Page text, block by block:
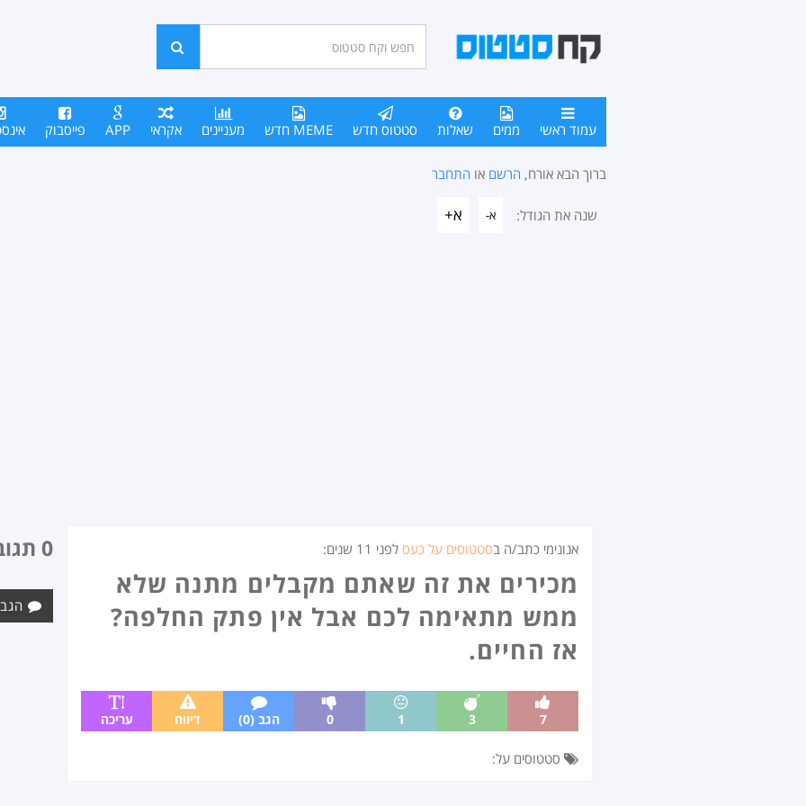
סטטוסים
חפש
עמוד ראשי ממים שאלות סטטוס חדש MEME חדש מעניינים אקראי APP פייסבוק
ברוך הבא אורח, הרשם או התחבר
שנה את הגודל: א- א+
אנונימי כתב/ה בסטטוסים על כעס לפני 11 שנים :
מכירים את זה שאתם מקבלים מתנה שלא
ממש מתאימה לכם אבל אין פתק החלפה?
אז החיים.
7
3
1
0 הגב (0) דיווח עריכה
סטטוסים על:
0 תגובות